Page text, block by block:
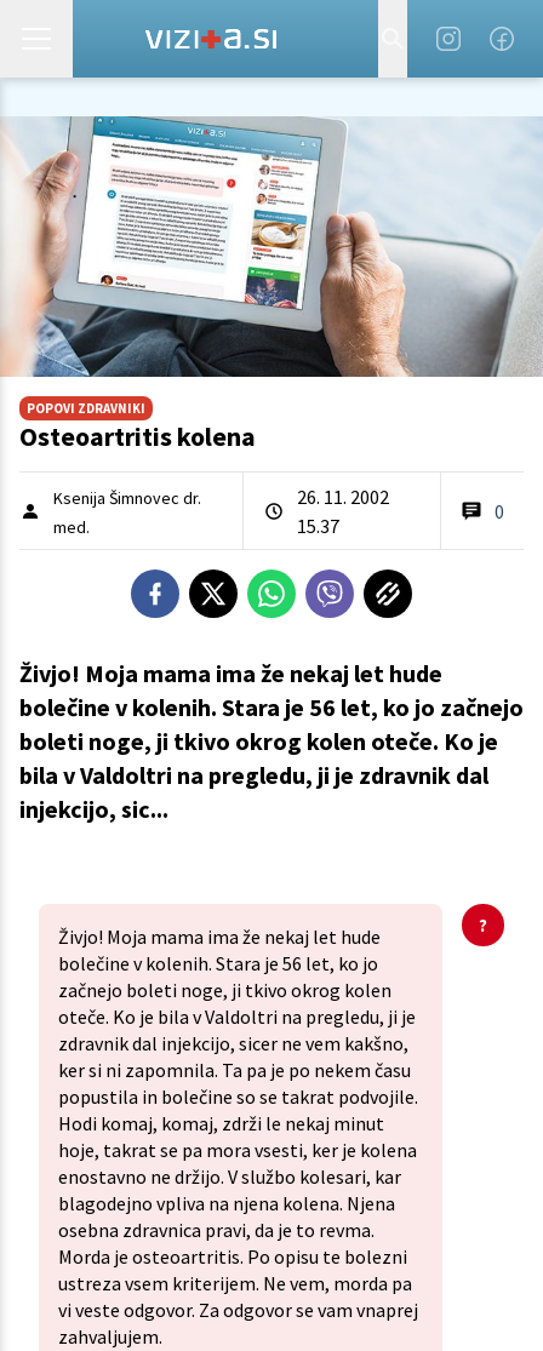
POPOVI ZDRAVNIKI
Osteoartritis kolena
Ksenija Šimnovec dr.
med.
26. 11. 2002
15.37
0
Živjo! Moja mama ima že nekaj let hude
bolečine v kolenih. Stara je 56 let, ko jo začnejo
boleti noge, ji tkivo okrog kolen oteče. Ko je
bila v Valdoltri na pregledu, ji je zdravnik dal
injekcijo, sic...
Živjo! Moja mama ima že nekaj let hude
bolečine v kolenih. Stara je 56 let, ko jo
začnejo boleti noge, ji tkivo okrog kolen
oteče. Ko je bila v Valdoltri na pregledu, ji je
zdravnik dal injekcijo, sicer ne vem kakšno,
ker si ni zapomnila. Ta pa je po nekem času
popustila in bolečine so se takrat podvojile.
Hodi komaj, komaj, zdrži le nekaj minut
hoje, takrat se pa mora vsesti, ker je kolena
enostavno ne držijo. V službo kolesari, kar
blagodejno vpliva na njena kolena. Njena
osebna zdravnica pravi, da je to revma.
Morda je osteoartritis. Po opisu te bolezni
ustreza vsem kriterijem. Ne vem, morda pa
vi veste odgovor. Za odgovor se vam vnaprej
zahvaljujem.